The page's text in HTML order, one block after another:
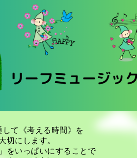
して《考える時間》を
切にします。
をいっぱいにすることで